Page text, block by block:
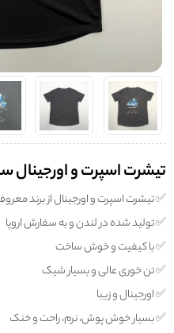
تیشرت اسپرت و اورجینال
✅️ تیشرت اسپرت و اورجینال از برند
✅️ تولید شده در لندن و به سفارش اروپا
✅️ با کیفیت و خوش ساخت
✅️ تن خوری عالی و بسیار شیک
✅️ اورجینال و زیبا
✅️ بسیار خوش پوش، نرم، راحت و خنک